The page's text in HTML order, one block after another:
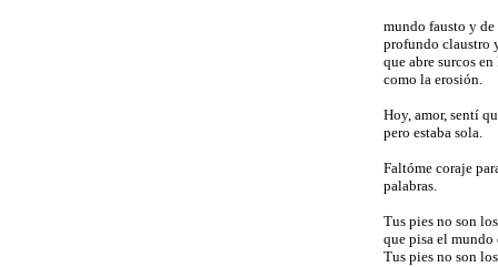
mundo fausto y de
profundo claustro
que abre surcos
como la erosión.
Hoy, amor, sentí
pero estaba sola.
Faltóme coraje
palabras.
Tus pies no son
que pisa el
Tus pies no son